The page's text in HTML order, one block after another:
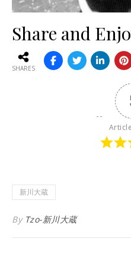
Share and
SHARES
新川大蔵
By Tzo-新川大蔵